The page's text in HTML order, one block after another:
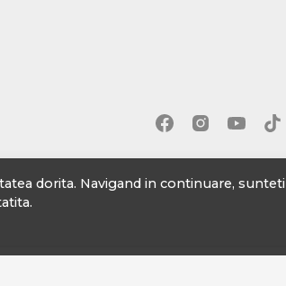
dorita. Navigand in continuare,